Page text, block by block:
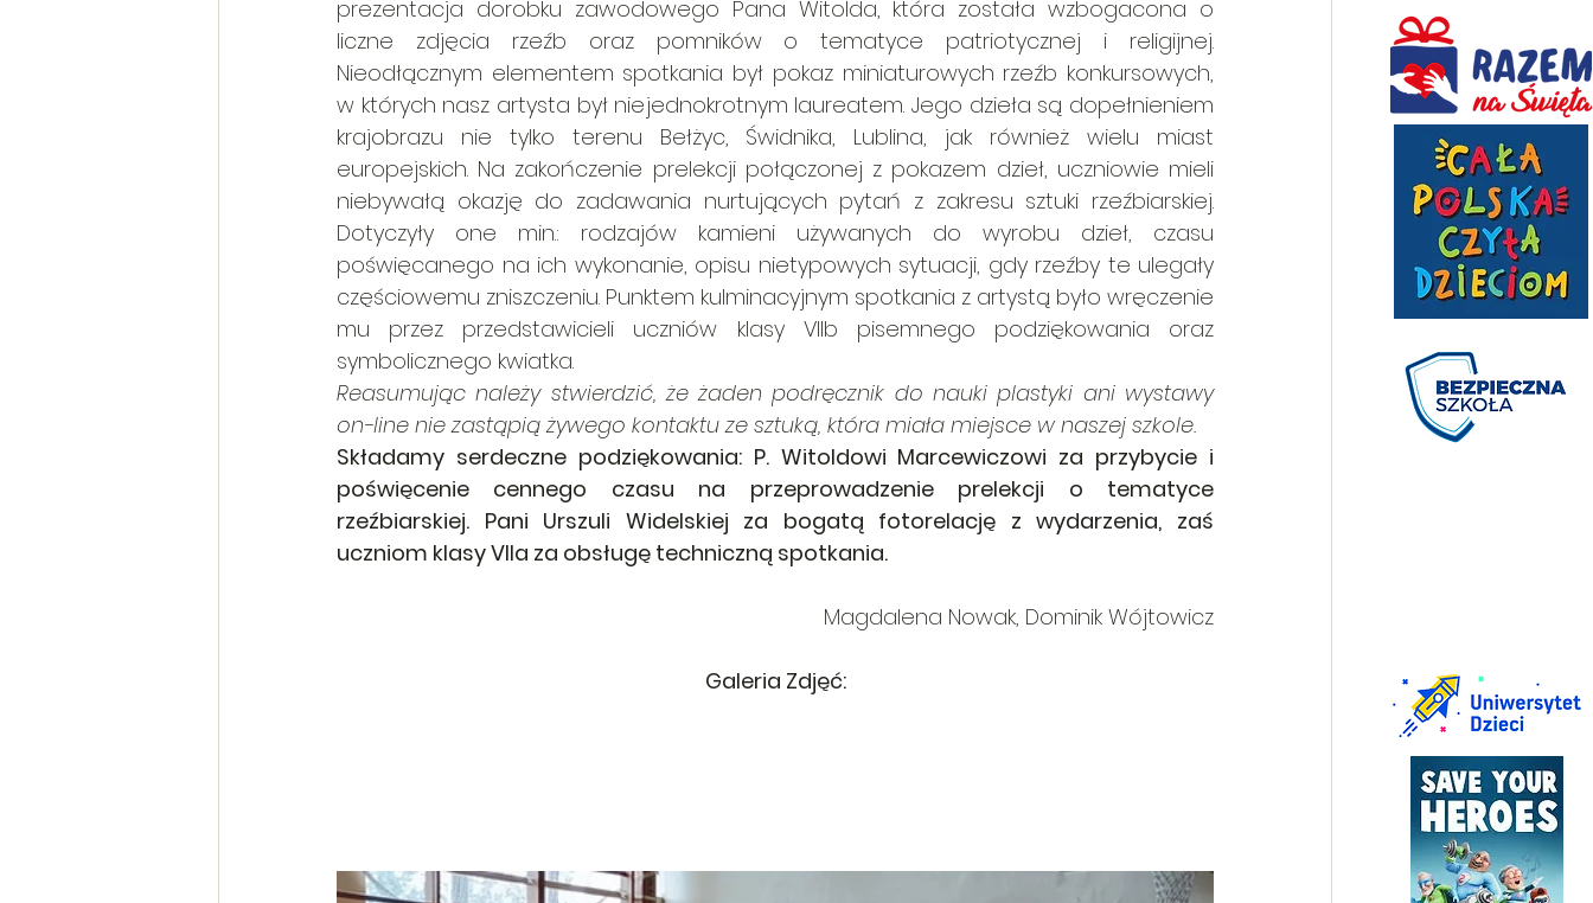
prezentacja dorobku zawodowego Pana Witolda, która została wzbogacona o
liczne zdjęcia rzeźb oraz pomników o tematyce patriotycznej i religijnej.
Nieodłącznym elementem spotkania był pokaz miniaturowych rzeźb konkursowych,
w których nasz artysta był niejednokrotnym laureatem. Jego dzieła są dopełnieniem
krajobrazu nie tylko terenu Bełżyc, Świdnika, Lublina, jak również wielu miast
europejskich. Na zakończenie prelekcji połączonej z pokazem dzieł, uczniowie mieli
niebywałą okazję do zadawania nurtujących pytań z zakresu sztuki rzeźbiarskiej.
Dotyczyły one min.: rodzajów kamieni używanych do wyrobu dzieł, czasu
poświęcanego na ich wykonanie, opisu nietypowych sytuacji, gdy rzeźby te ulegały
częściowemu zniszczeniu. Punktem kulminacyjnym spotkania z artystą było wręczenie
mu przez przedstawicieli uczniów klasy VIIb pisemnego podziękowania oraz
symbolicznego kwiatka.
Reasumując należy stwierdzić, że żaden podręcznik do nauki plastyki ani wystawy
on-line nie zastąpią żywego kontaktu ze sztuką, która miała miejsce w naszej szkole.
Składamy serdeczne podziękowania: P. Witoldowi Marcewiczowi za przybycie i
poświęcenie cennego czasu na przeprowadzenie prelekcji o tematyce
rzeźbiarskiej. Pani Urszuli Widelskiej za bogatą fotorelację z wydarzenia, zaś
uczniom klasy VIIa za obsługę techniczną spotkania.
Magdalena Nowak, Dominik Wójtowicz
Galeria Zdjęć: